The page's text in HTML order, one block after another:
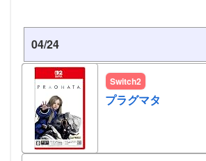
04/24
Switch2
プラグマタ